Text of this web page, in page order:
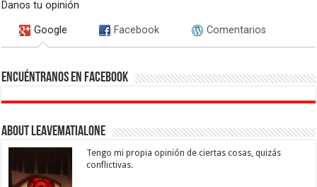
Danos tu opinión
Google Facebook Comentarios
Encuéntranos en Facebook
About leavematialone
Tengo mi propia opinión de ciertas cosas, quizás
conflictivas.